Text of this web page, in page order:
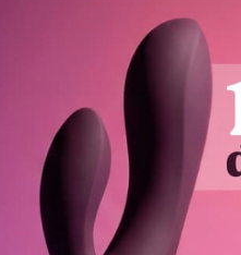
devoluciones
los productos que
si tienen algún
alguno. La ley de 2
garantía contra